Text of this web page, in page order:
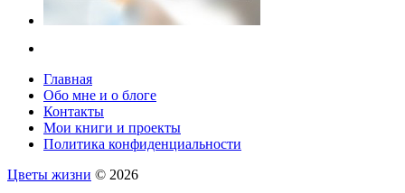
Главная
Обо мне и о блоге
Контакты
Мои книги и проекты
Политика конфиденциальности
Цветы жизни © 2026